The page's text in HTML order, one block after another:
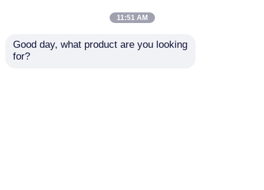
গতির ফ্রিজিং জন্য
11:51 AM
Good day, what product are you looking
for?